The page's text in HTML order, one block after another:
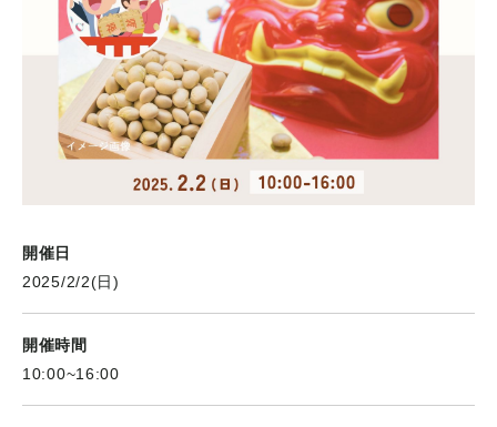
開催日
2025/2/2(日)
開催時間
10:00~16:00